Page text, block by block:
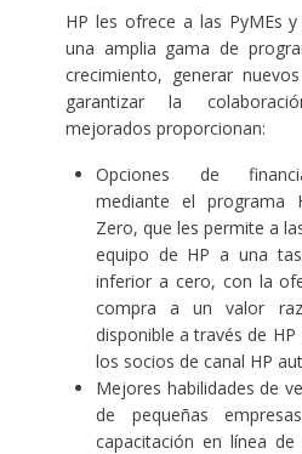
HP les ofrece a las PyMEs
una amplia gama de
crecimiento, generar
garantizar la
mejorados proporcionan:
Opciones de
mediante el programa
Zero, que les permite a
equipo de HP a una
inferior a cero, con la
compra a un valor
disponible a través de HP
los socios de canal HP
Mejores habilidades de
de pequeñas
capacitación en línea